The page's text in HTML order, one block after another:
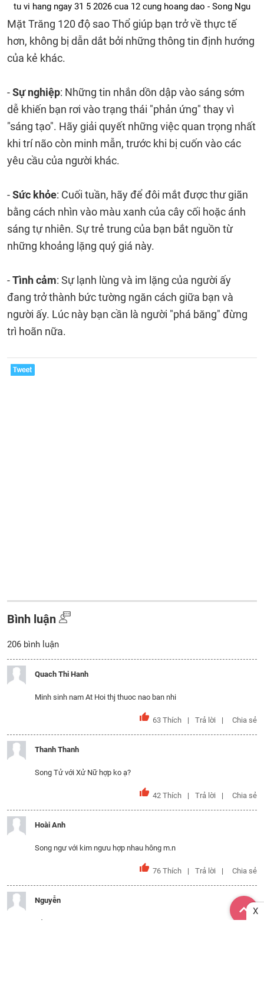
tu vi hang ngay 31 5 2026 cua 12 cung hoang dao - Song Ngu
Mặt Trăng 120 độ sao Thổ giúp bạn trở về thực tế
hơn, không bị dẫn dắt bởi những thông tin định hướng
của kẻ khác.
-Sự nghiệp: Những tin nhắn dồn dập vào sáng sớm
dễ khiến bạn rơi vào trạng thái "phản ứng" thay vì
"sáng tạo". Hãy giải quyết những việc quan trọng nhất
khi trí não còn minh mẫn, trước khi bị cuốn vào các
yêu cầu của người khác.
-Sức khỏe: Cuối tuần, hãy để đôi mắt được thư giãn
bằng cách nhìn vào màu xanh của cây cối hoặc ánh
sáng tự nhiên. Sự trẻ trung của bạn bắt nguồn từ
những khoảng lặng quý giá này.
-Tình cảm: Sự lạnh lùng và im lặng của người ấy
đang trở thành bức tường ngăn cách giữa bạn và
người ấy. Lúc này bạn cần là người "phá băng" đừng
trì hoãn nữa.
Bình luận
206 bình luận
Quach Thi Hanh
Minh sinh nam At Hoi thj thuoc nao ban nhi
63 Thích Trả lời Chia sẻ
Thanh Thanh
Song Tử với Xử Nữ hợp ko ạ?
42 Thích Trả lời Chia sẻ
Hoài Anh
Song ngư với kim ngưu hợp nhau hông m.n
76 Thích Trả lời Chia sẻ
Nguyễn
X